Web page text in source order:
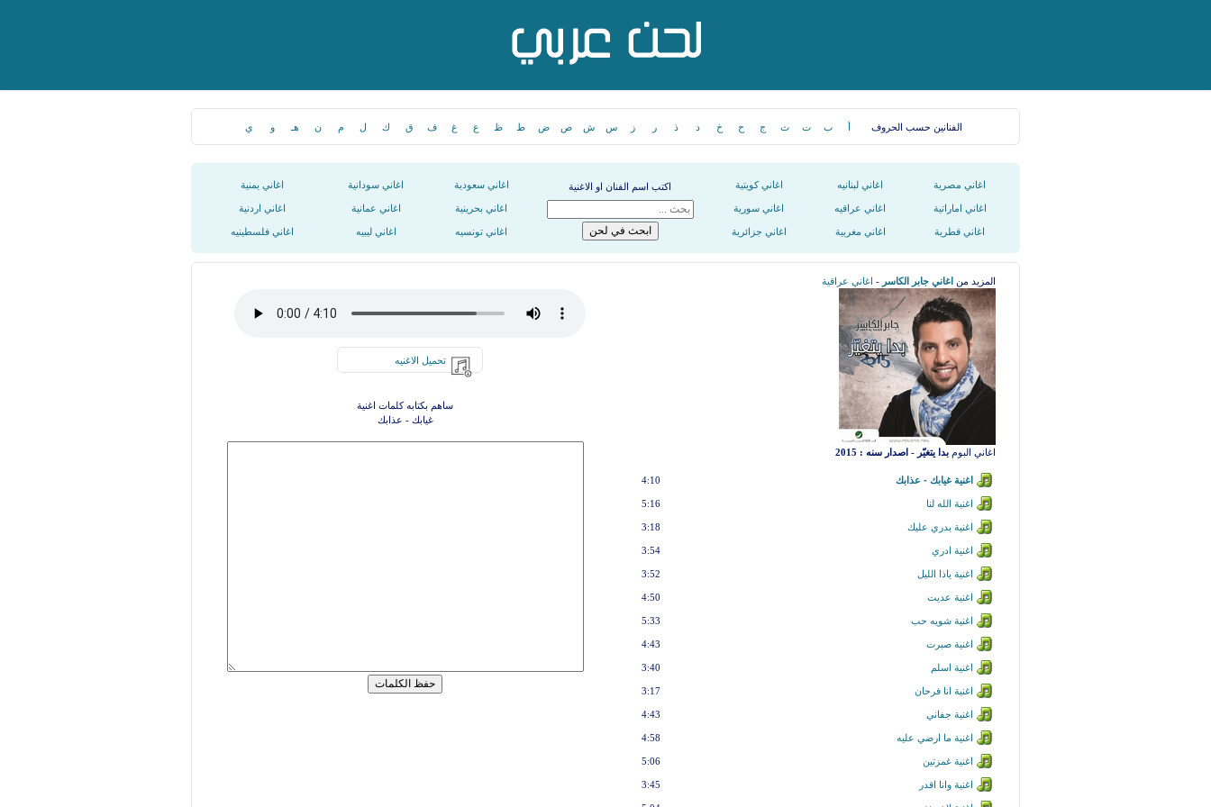
الفنانين حسب الحروف أ ب ت ث ج ح خ د ذ ر ز س ش ص ض ط ظ ع غ ف ق ك ل م ن هـ و ي
اغاني مصرية اغاني لبنانيه اغاني كويتية اكتب اسم الفنان او الاغنية اغاني سعودية اغاني سودانية اغاني يمنية
اغاني اماراتية اغاني عراقيه اغاني سورية اغاني بحرينية اغاني عمانية اغاني اردنية
اغاني قطرية اغاني مغربية اغاني جزائرية اغاني تونسيه اغاني ليبيه اغاني فلسطينيه
المزيد من اغاني جابر الكاسر - اغاني عراقية
اغاني البوم بدا يتغيّر - اصدار سنه : 2015
اغنية غيابك - عذابك 4:10
اغنية الله لنا 5:16
اغنية بدري عليك 3:18
اغنية ادري 3:54
اغنية ياذا الليل 3:52
اغنية عديت 4:50
اغنية شويه حب 5:33
اغنية صبرت 4:43
اغنية اسلم 3:40
اغنية انا فرحان 3:17
اغنية جفاني 4:43
اغنية ما ارضي عليه 4:58
اغنية غمزتين 5:06
اغنية وانا اقدر 3:45
تحميل الاغنيه
ساهم بكتابه كلمات اغنية
غيابك - عذابك